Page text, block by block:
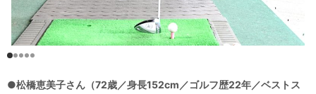
●松橋恵美子さん（72歳／身長152cm／ゴルフ歴22年／ベストス